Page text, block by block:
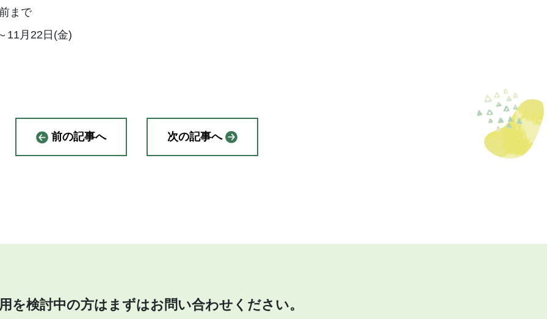
まで
11月22日(金)
前の記事へ 次の記事へ
を検討中の方はまずはお問い合わせください。